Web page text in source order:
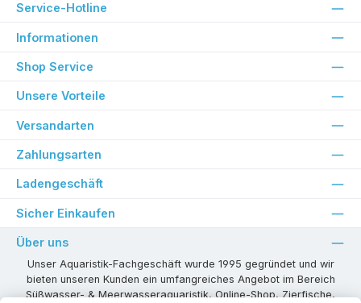
Service-Hotline
Informationen
Shop Service
Unsere Vorteile
Versandarten
Zahlungsarten
Ladengeschäft
Sicher Einkaufen
Über uns
Unser Aquaristik-Fachgeschäft wurde 1995 gegründet und wir
bieten unseren Kunden ein umfangreiches Angebot im Bereich
Süßwasser- & Meerwasseraquaristik, Online-Shop, Zierfische,